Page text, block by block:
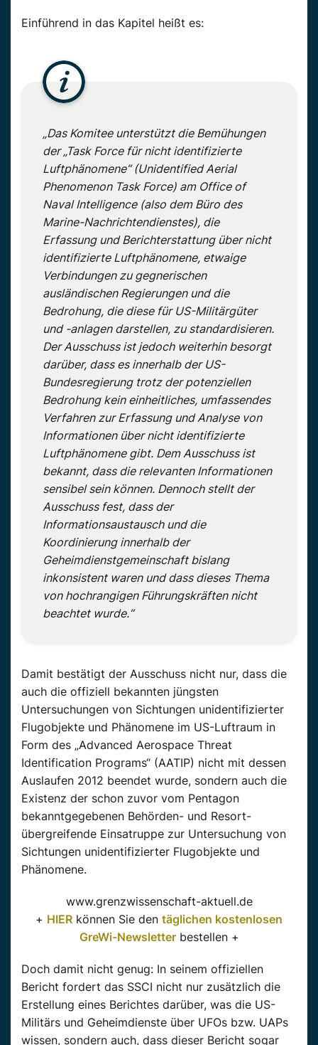
Einführend in das Kapitel heißt es:
„Das Komitee unterstützt die Bemühungen
der „Task Force für nicht identifizierte
Luftphänomene“ (Unidentified Aerial
Phenomenon Task Force) am Office of
Naval Intelligence (also dem Büro des
Marine-Nachrichtendienstes), die
Erfassung und Berichterstattung über nicht
identifizierte Luftphänomene, etwaige
Verbindungen zu gegnerischen
ausländischen Regierungen und die
Bedrohung, die diese für US-Militärgüter
und -anlagen darstellen, zu standardisieren.
Der Ausschuss ist jedoch weiterhin besorgt
darüber, dass es innerhalb der US-
Bundesregierung trotz der potenziellen
Bedrohung kein einheitliches, umfassendes
Verfahren zur Erfassung und Analyse von
Informationen über nicht identifizierte
Luftphänomene gibt. Dem Ausschuss ist
bekannt, dass die relevanten Informationen
sensibel sein können. Dennoch stellt der
Ausschuss fest, dass der
Informationsaustausch und die
Koordinierung innerhalb der
Geheimdienstgemeinschaft bislang
inkonsistent waren und dass dieses Thema
von hochrangigen Führungskräften nicht
beachtet wurde.“
Damit bestätigt der Ausschuss nicht nur, dass die
auch die offiziell bekannten jüngsten
Untersuchungen von Sichtungen unidentifizierter
Flugobjekte und Phänomene im US-Luftraum in
Form des „Advanced Aerospace Threat
Identification Programs“ (AATIP) nicht mit dessen
Auslaufen 2012 beendet wurde, sondern auch die
Existenz der schon zuvor vom Pentagon
bekanntgegebenen Behörden- und Resort-
übergreifende Einsatruppe zur Untersuchung von
Sichtungen unidentifizierter Flugobjekte und
Phänomene.
www.grenzwissenschaft-aktuell.de
+ HIER können Sie den täglichen kostenlosen
GreWi-Newsletterbestellen +
Doch damit nicht genug: In seinem offiziellen
Bericht fordert das SSCI nicht nur zusätzlich die
Erstellung eines Berichtes darüber, was die US-
Militärs und Geheimdienste über UFOs bzw. UAPs
wissen, sondern auch, dass dieser Bericht sogar